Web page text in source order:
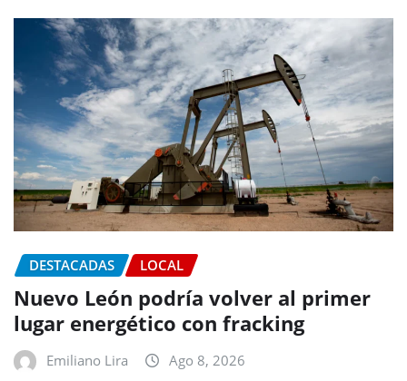
DESTACADAS LOCAL
Nuevo León podría volver al primer
lugar energético con fracking
Emiliano Lira Ago 8, 2026